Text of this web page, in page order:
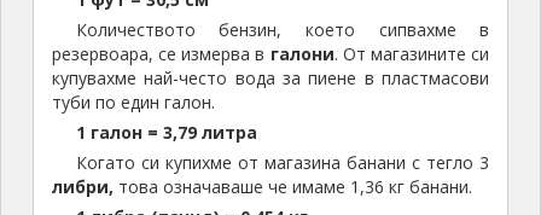
Количеството бензин, което сипвахме в
резервоара, се измерва в галони. От магазините си
купувахме най-често вода за пиене в пластмасови
туби по един галон.
1 галон = 3,79 литра
Когато си купихме от магазина банани с тегло 3
либри, това означаваше че имаме 1,36 кг банани.